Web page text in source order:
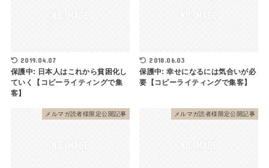
2019.04.07
保護中: 日本人はこれから貧困化し
ていく【コピーライティングで集
客】
2018.06.03
保護中: 幸せになるには気合いが必
要【コピーライティングで集客】
メルマガ読者様限定公開記事 メルマガ読者様限定公開記事